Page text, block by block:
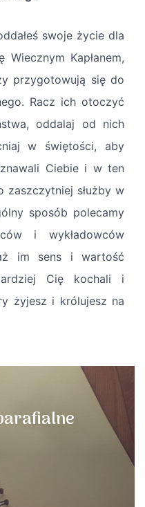
swoje życie dla
Kapłanem,
przygotowują się do
Racz ich otoczyć
oddalaj od nich
w świętości, aby
Ciebie i w ten
zaszczytniej służby w
sposób polecamy
i wykładowców
im sens i wartość
Cię kochali i
żyjesz i królujesz na